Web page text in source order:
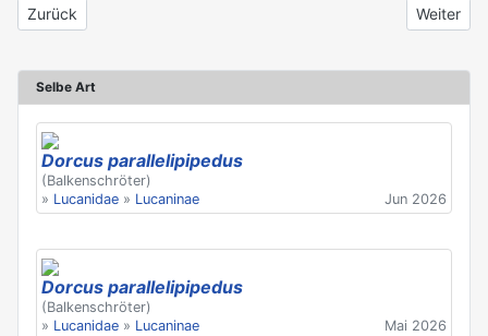
Vorheriger Beitrag: Dorcus parallelipipedus
Zurück Nächster
Weiter
Selbe Art
Dorcus parallelipipedus
(Balkenschröter)
» Lucanidae » Lucaninae Jun 2026
Dorcus parallelipipedus
(Balkenschröter)
» Lucanidae » Lucaninae Mai 2026